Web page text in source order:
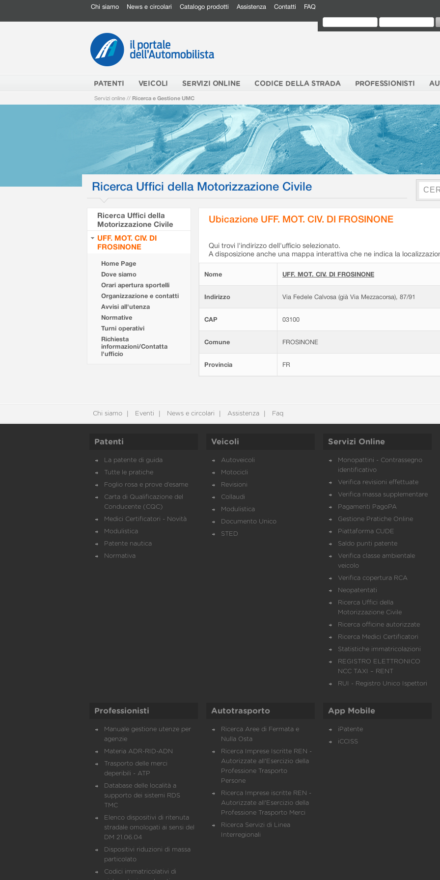
Chi siamo News e circolari Catalogo prodotti Assistenza Contatti FAQ
PATENTI VEICOLI SERVIZI ONLINE CODICE DELLA STRADA PROFESSIONISTI
Servizi online // Ricerca e Gestione UMC
Ricerca Uffici della Motorizzazione Civile
Ricerca Uffici della
Motorizzazione Civile
UFF. MOT. CIV. DI
FROSINONE
Home Page
Dove siamo
Orari apertura sportelli
Organizzazione e contatti
Avvisi all'utenza
Normative
Turni operativi
Richiesta
informazioni/Contatta
l'ufficio
Ubicazione UFF. MOT. CIV. DI FROSINONE
Qui trovi l'indirizzo dell'ufficio selezionato.
A disposizione anche una mappa interattiva che ne indica la
Nome UFF. MOT. CIV. DI FROSINONE
Indirizzo Via Fedele Calvosa (già Via Mezzacorsa), 87/91
CAP 03100
Comune FROSINONE
Provincia FR
Chi siamo Eventi News e circolari Assistenza Faq
Patenti
La patente di guida
Tutte le pratiche
Foglio rosa e prove d’esame
Carta di Qualificazione del
Conducente (CQC)
Medici Certificatori - Novità
Modulistica
Patente nautica
Normativa
Veicoli
Autoveicoli
Motocicli
Revisioni
Collaudi
Modulistica
Documento Unico
STED
Servizi Online
Monopattini - Contrassegno
identificativo
Verifica revisioni effettuate
Verifica massa supplementare
Pagamenti PagoPA
Gestione Pratiche Online
Piattaforma CUDE
Saldo punti patente
Verifica classe ambientale
veicolo
Verifica copertura RCA
Neopatentati
Ricerca Uffici della
Motorizzazione Civile
Ricerca officine autorizzate
Ricerca Medici Certificatori
Statistiche immatricolazioni
REGISTRO ELETTRONICO
NCC TAXI – RENT
RUI - Registro Unico Ispettori
Professionisti
Manuale gestione utenze per
agenzie
Materia ADR-RID-ADN
Trasporto delle merci
deperibili - ATP
Database delle località a
supporto dei sistemi RDS
TMC
Elenco dispositivi di ritenuta
stradale omologati ai sensi del
DM 21.06.04
Dispositivi riduzioni di massa
particolato
Codici immatricolativi di
Autotrasporto
Ricerca Aree di Fermata e
Nulla Osta
Ricerca Imprese Iscritte REN -
Autorizzate all'Esercizio della
Professione Trasporto
Persone
Ricerca Imprese iscritte REN -
Autorizzate all'Esercizio della
Professione Trasporto Merci
Ricerca Servizi di Linea
Interregionali
App Mobile
iPatente
iCCISS